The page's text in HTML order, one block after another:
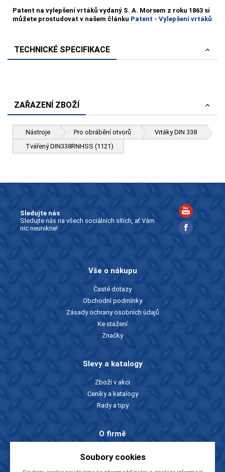
Patent na vylepšení vrtáků vydaný S. A. Morsem z roku 1863 si
můžete prostudovat v našem článku Patent - Vylepšení vrtáků
TECHNICKÉ SPECIFIKACE
ZAŘAZENÍ ZBOŽÍ
Nástroje Pro obrábění otvorů
Vrtáky DIN 338
Tvářený DIN338RNHSS (1121)
Sledujte nás
Sledujte nás na všech sociálních sítích, ať Vám
nic neunikne!
Vše o nákupu
Časté dotazy
Obchodní podmínky
Zásady ochrany osobních údajů
Ke stažení
Značky
Slevy a katalogy
Zboží v akci
Ceníky a katalogy
Rady a tipy
O firmě
Kontakty
Soubory cookies